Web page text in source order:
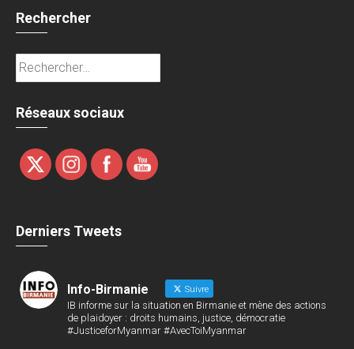
Rechercher
Rechercher :
Réseaux sociaux
Derniers Tweets
Info-Birmanie Suivre
IB informe sur la situation en Birmanie et mène des actions
de plaidoyer : droits humains, justice, démocratie
#JusticeforMyanmar #AvecToiMyanmar